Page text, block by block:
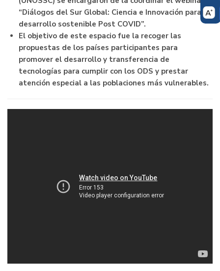
“Diálogos del Sur Global: Ciencia e Innovación para un
desarrollo sostenible Post COVID”.
El objetivo de este espacio fue la recoger las
propuestas de los países participantes para
promover el desarrollo y transferencia de
tecnologías para cumplir con los ODS y prestar
atención especial a las poblaciones más vulnerables.